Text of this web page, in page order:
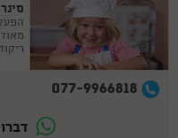
077-9966818